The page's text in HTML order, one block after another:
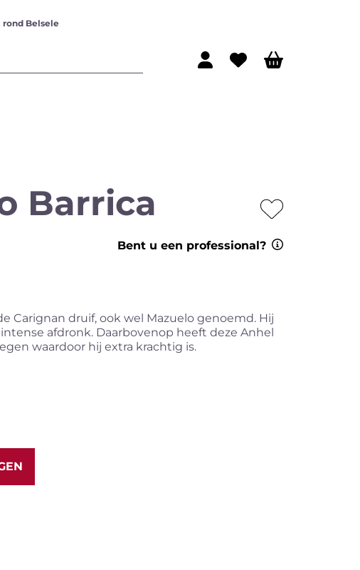
rond Belsele
Rosé wijn
Barrica
Bent u een professional?
Carignan druif, ook wel Mazuelo genoemd. Hij
afdronk. Daarbovenop heeft deze Anhel
waardoor hij extra krachtig is.